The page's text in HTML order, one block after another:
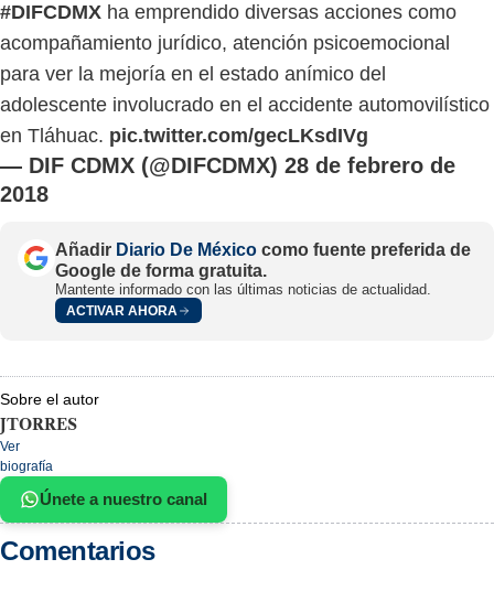
#DIFCDMX ha emprendido diversas acciones como
acompañamiento jurídico, atención psicoemocional
para ver la mejoría en el estado anímico del
adolescente involucrado en el accidente automovilístico
en Tláhuac. pic.twitter.com/gecLKsdIVg
— DIF CDMX (@DIFCDMX) 28 de febrero de
2018
Añadir Diario De México como fuente preferida de
Google de forma gratuita.
Mantente informado con las últimas noticias de actualidad.
ACTIVAR AHORA
Sobre el autor
JTORRES
Ver
biografía
Únete a nuestro canal
Comentarios